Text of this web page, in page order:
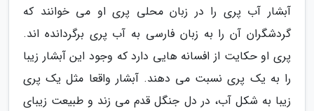
آبشار آب پری را در زبان محلی پری او می خوانند که
گردشگران آن را به زبان فارسی به آب پری برگردانده اند.
پری او حکایت از افسانه هایی دارد که وجود این آبشار زیبا
را به یک پری نسبت می دهند. آبشار واقعا مثل یک پری
زیبا به شکل آب، در دل جنگل قدم می زند و طبیعت زیبای